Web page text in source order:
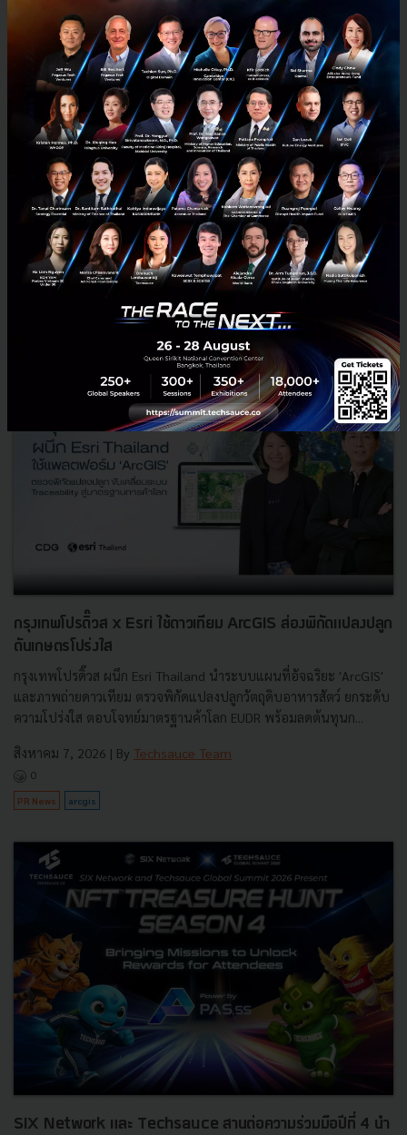
RELATED ARTICLE
กรุงเทพโปรดิ๊วส x Esri ใช้ดาวเทียม ArcGIS ส่องพิกัดแปลงปลูก
ดันเกษตรโปร่งใส
กรุงเทพโปรดิ๊วส ผนึก Esri Thailand นำระบบแผนที่อัจฉริยะ 'ArcGIS'
และภาพถ่ายดาวเทียม ตรวจพิกัดแปลงปลูกวัตถุดิบอาหารสัตว์ ยกระดับ
ความโปร่งใส ตอบโจทย์มาตรฐานค้าโลก EUDR พร้อมลดต้นทุนก...
สิงหาคม 7, 2026 | By Techsauce Team
0
PR News arcgis
SIX Network และ Techsauce สานต่อความร่วมมือปีที่ 4 นำ